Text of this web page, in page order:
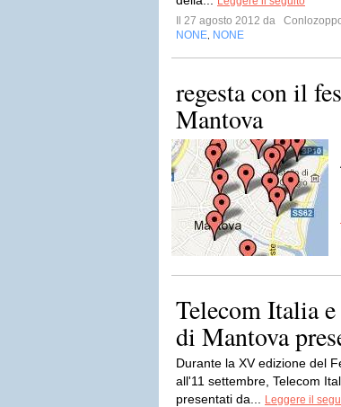
Il 27 agosto 2012 da
NONE NONE
regesta con il
Mantova
Telecom Italia
di Mantova
Durante la XV edizione del
all'11 settembre, Telecom
presentati da...
Leggere il